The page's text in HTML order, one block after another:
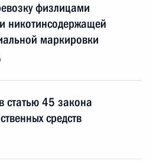
физлицами
никотинсодержащей
маркировки
статью 45 закона
средств